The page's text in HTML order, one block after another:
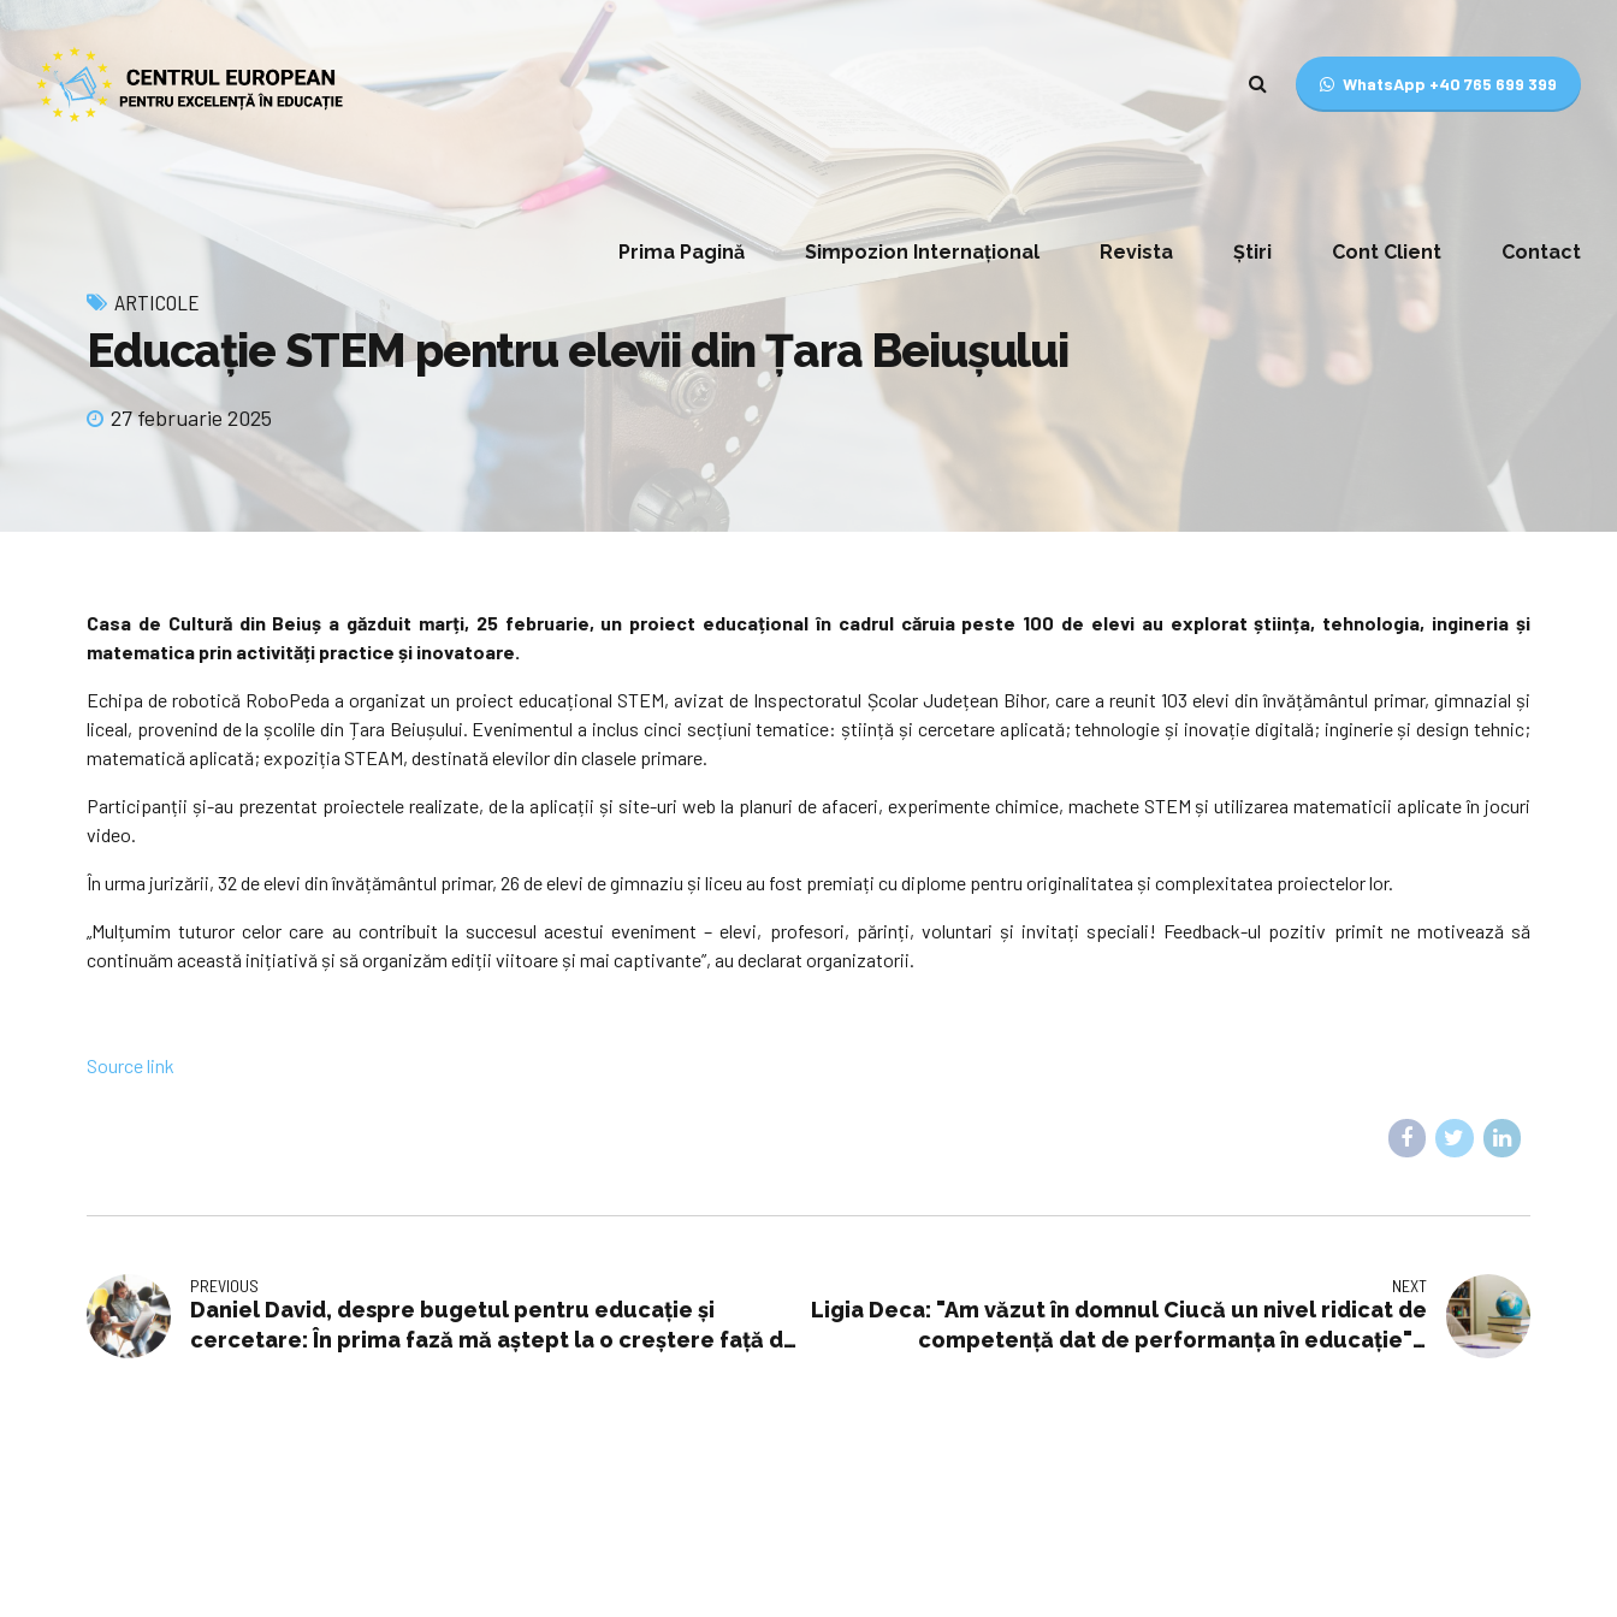
WhatsApp +40 765 699 399
Prima Pagină Simpozion Internațional Revista Știri Cont Client Contact
ARTICOLE
Educație STEM pentru elevii din Țara Beiușului
27 februarie 2025
Casa de Cultură din Beiuș a găzduit marți, 25 februarie, un proiect educațional în cadrul căruia peste 100 de elevi au explorat știința, tehnologia, ingineria și
matematica prin activități practice și inovatoare.
Echipa de robotică RoboPeda a organizat un proiect educațional STEM, avizat de Inspectoratul Școlar Județean Bihor, care a reunit 103 elevi din învățământul primar, gimnazial și
liceal, provenind de la școlile din Țara Beiușului. Evenimentul a inclus cinci secțiuni tematice: știință și cercetare aplicată; tehnologie și inovație digitală; inginerie și design tehnic;
matematică aplicată; expoziția STEAM, destinată elevilor din clasele primare.
Participanții și-au prezentat proiectele realizate, de la aplicații și site-uri web la planuri de afaceri, experimente chimice, machete STEM și utilizarea matematicii aplicate în jocuri
video.
În urma jurizării, 32 de elevi din învățământul primar, 26 de elevi de gimnaziu și liceu au fost premiați cu diplome pentru originalitatea și complexitatea proiectelor lor.
„Mulțumim tuturor celor care au contribuit la succesul acestui eveniment – elevi, profesori, părinți, voluntari și invitați speciali! Feedback-ul pozitiv primit ne motivează să
continuăm această inițiativă și să organizăm ediții viitoare și mai captivante”, au declarat organizatorii.
Source link
PREVIOUS
Daniel David, despre bugetul pentru educaţie şi
cercetare: În prima fază mă aştept la o creştere faţă de
NEXT
Ligia Deca: "Am văzut în domnul Ciucă un nivel ridicat de
competenţă dat de performanţa în educaţie" -